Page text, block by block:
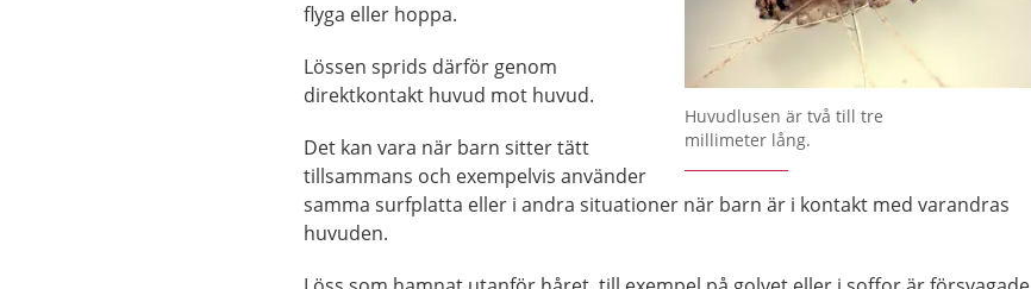
Huvudlusen är två till tre
millimeter lång.
flyga eller hoppa.
Lössen sprids därför genom
direktkontakt huvud mot huvud.
Det kan vara när barn sitter tätt
tillsammans och exempelvis använder
samma surfplatta eller i andra situationer när barn är i kontakt med varandras
huvuden.